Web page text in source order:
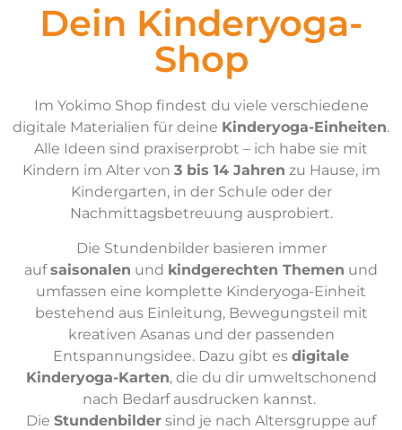
Dein Kinderyoga-
Shop
Im Yokimo Shop findest du viele verschiedene
digitale Materialien für deine Kinderyoga-Einheiten.
Alle Ideen sind praxiserprobt – ich habe sie mit
Kindern im Alter von 3 bis 14 Jahren zu Hause, im
Kindergarten, in der Schule oder der
Nachmittagsbetreuung ausprobiert.
Die Stundenbilder basieren immer
aufsaisonalen und kindgerechten Themen und
umfassen eine komplette Kinderyoga-Einheit
bestehend aus Einleitung, Bewegungsteil mit
kreativen Asanas und der passenden
Entspannungsidee. Dazu gibt es digitale
Kinderyoga-Karten, die du dir umweltschonend
nach Bedarf ausdrucken kannst.
Die Stundenbilder sind je nach Altersgruppe auf